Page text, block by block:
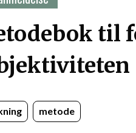
til
metode